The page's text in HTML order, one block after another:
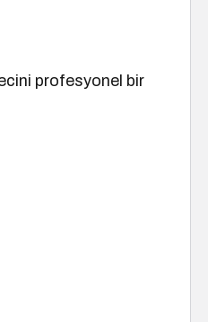
profesyonel bir